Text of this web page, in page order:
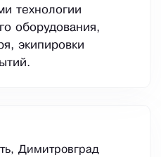
технологии
оборудования,
экипировки
Димитровград